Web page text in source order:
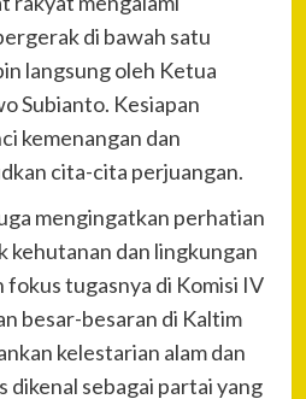
di bawah satu
langsung oleh Ketua
Subianto. Kesiapan
kemenangan dan
cita-cita perjuangan.
mengingatkan perhatian
kehutanan dan lingkungan
fokus tugasnya di Komisi IV
besar-besaran di Kaltim
kelestarian alam dan
dikenal sebagai partai yang